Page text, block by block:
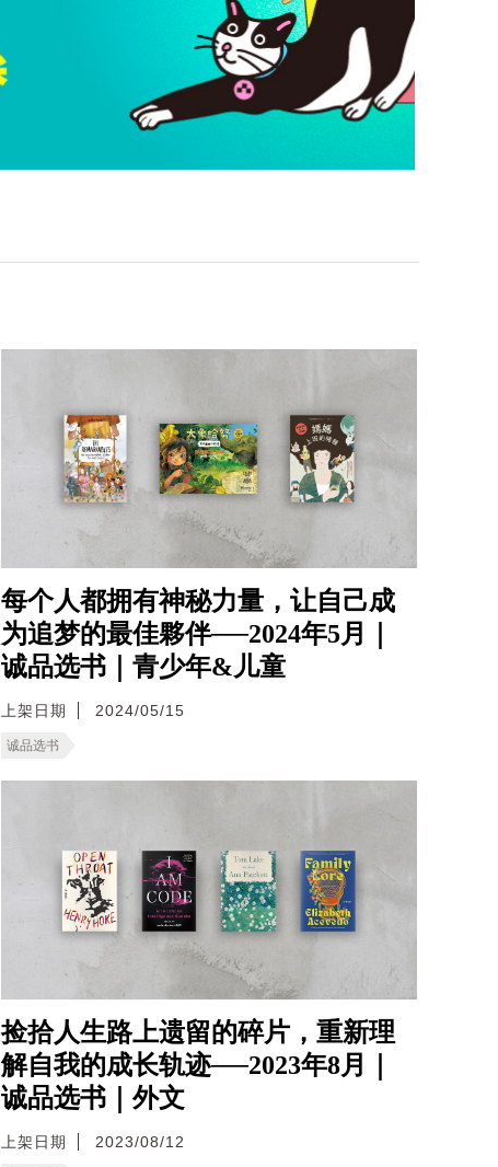
每个人都拥有神秘力量，让自己成
为追梦的最佳夥伴──2024年5月｜
诚品选书｜青少年&儿童
上架日期 2024/05/15
诚品选书
捡拾人生路上遗留的碎片，重新理
解自我的成长轨迹──2023年8月｜
诚品选书｜外文
上架日期 2023/08/12